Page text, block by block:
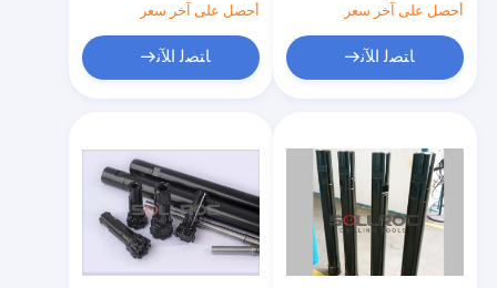
أحصل على آخر سعر
ﺎﺘﺼﻟ ﺍﻶﻧ
أحصل على آخر سعر
ﺎﺘﺼﻟ ﺍﻶﻧ